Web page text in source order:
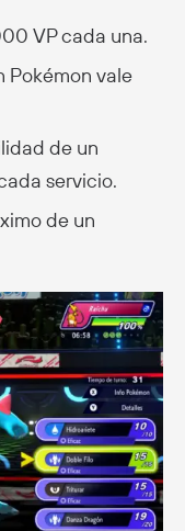
VP cada una.
Pokémon vale
de un
servicio.
de un